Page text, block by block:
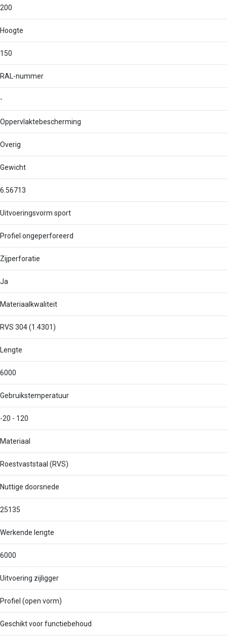
200
Hoogte
150
RAL-nummer
-
Oppervlaktebescherming
Overig
Gewicht
6.56713
Uitvoeringsvorm sport
Profiel ongeperforeerd
Zijperforatie
Ja
Materiaalkwaliteit
RVS 304 (1.4301)
Lengte
6000
Gebruikstemperatuur
-20 - 120
Materiaal
Roestvaststaal (RVS)
Nuttige doorsnede
25135
Werkende lengte
6000
Uitvoering zijligger
Profiel (open vorm)
Geschikt voor functiebehoud